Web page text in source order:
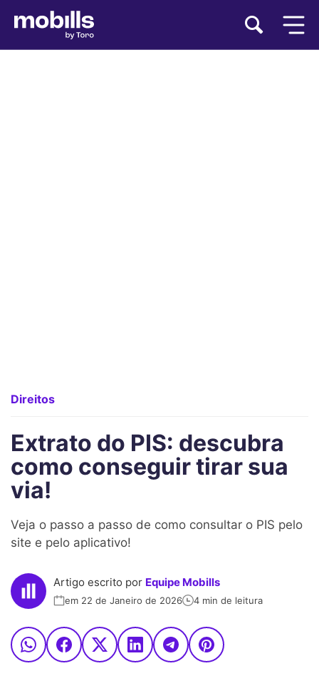
Direitos
Extrato do PIS: descubra
como conseguir tirar sua
via!
Veja o passo a passo de como consultar o PIS pelo
site e pelo aplicativo!
Artigo escrito por Equipe Mobills
em 22 de Janeiro de 2026 4 min de leitura